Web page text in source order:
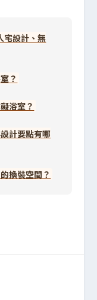
宅設計、無
？
浴室？
計要點有哪
換裝空間？